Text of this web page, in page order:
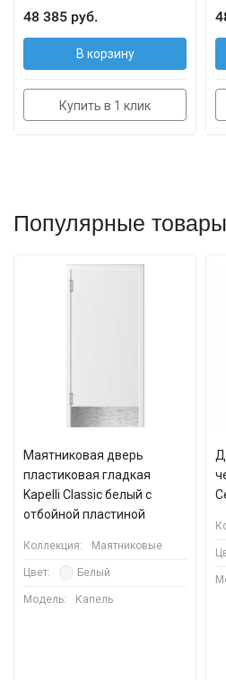
48 385 руб.
В корзину
Купить в 1 клик
Популярные товары
Маятниковая дверь
пластиковая гладкая
Kapelli Classic белый с
отбойной пластиной
Коллекция: Маятниковые
Цвет: Белый
Модель: Капель